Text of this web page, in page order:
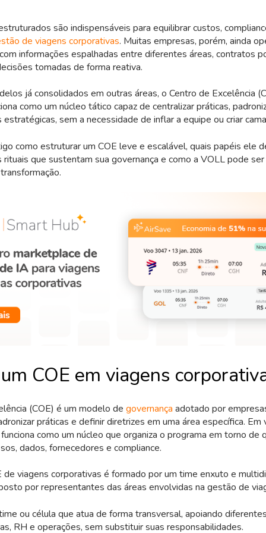
são indispensáveis para equilibrar custos,
de viagens corporativas. Muitas empresas, porém, ainda
informações espalhadas entre diferentes áreas, contratos
tomadas de forma reativa.
já consolidados em outras áreas, o Centro de Excelência
como um núcleo tático capaz de centralizar práticas,
sem a necessidade de inflar a equipe ou criar
como estruturar um COE leve e escalável, quais papéis ele
rituais que sustentam sua governança e como a VOLL pode
COE em viagens
(COE) é um modelo de governança adotado por
práticas e definir diretrizes em uma área específica. Em
como um núcleo que organiza o programa em torno de
dados, fornecedores e compliance.
de viagens corporativas é formado por um time enxuto e
por representantes das áreas envolvidas na gestão de
ou célula que atua de forma transversal, apoiando
RH e operações, sem substituir suas responsabilidades.